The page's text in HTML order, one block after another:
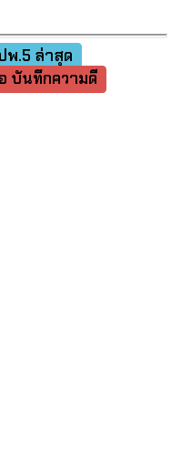
พ.5 ล่าสุด
บันทึกความดี